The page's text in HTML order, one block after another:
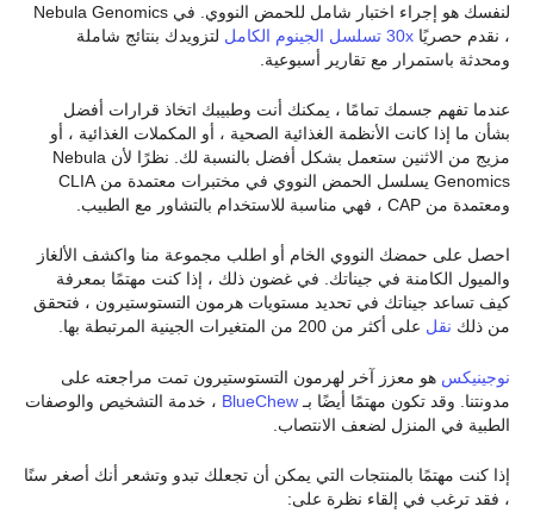
لنفسك هو إجراء اختبار شامل للحمض النووي. في Nebula Genomics
، نقدم حصريًا
لتزويدك بنتائج شاملة
ومحدثة باستمرار مع تقارير أسبوعية.
عندما تفهم جسمك تمامًا ، يمكنك أنت وطبيبك اتخاذ قرارات أفضل
بشأن ما إذا كانت الأنظمة الغذائية الصحية ، أو المكملات الغذائية ، أو
مزيج من الاثنين ستعمل بشكل أفضل بالنسبة لك. نظرًا لأن Nebula
Genomics يسلسل الحمض النووي في مختبرات معتمدة من CLIA
ومعتمدة من CAP ، فهي مناسبة للاستخدام بالتشاور مع الطبيب.
احصل على حمضك النووي الخام أو اطلب مجموعة منا واكشف الألغاز
والميول الكامنة في جيناتك. في غضون ذلك ، إذا كنت مهتمًا بمعرفة
كيف تساعد جيناتك في تحديد مستويات هرمون التستوستيرون ، فتحقق
من ذلك نقل على أكثر من 200 من المتغيرات الجينية المرتبطة بها.
نوجينيكس هو معزز آخر لهرمون التستوستيرون تمت مراجعته على
مدونتنا. وقد تكون مهتمًا أيضًا بـ
، خدمة التشخيص والوصفات
الطبية في المنزل لضعف الانتصاب.
إذا كنت مهتمًا بالمنتجات التي يمكن أن تجعلك تبدو وتشعر أنك أصغر سنًا
، فقد ترغب في إلقاء نظرة على: